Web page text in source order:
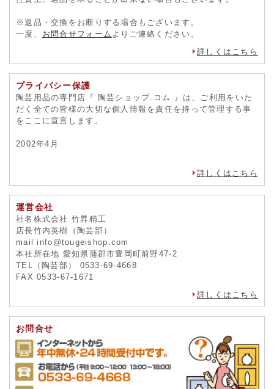
※返品・交換をお断りする場合もございます。
一度、 お問合せフォーム よりご連絡ください。
詳しくはこちら
プライバシー保護
陶芸用品の専門店『 陶芸ショップ.コム 』は、ご利用をいた
だく全ての皆様の大切な個人情報を責任を持って管理する事
をここに宣言します。
2002年4月
詳しくはこちら
運営会社
社名株式会社 竹昇精工
店長竹内英樹（陶芸部）
mail info@tougeishop.com
本社所在地 愛知県蒲郡市豊岡町前野47-2
TEL（陶芸部） 0533-69-4668
FAX 0533-67-1671
詳しくはこちら
お問合せ